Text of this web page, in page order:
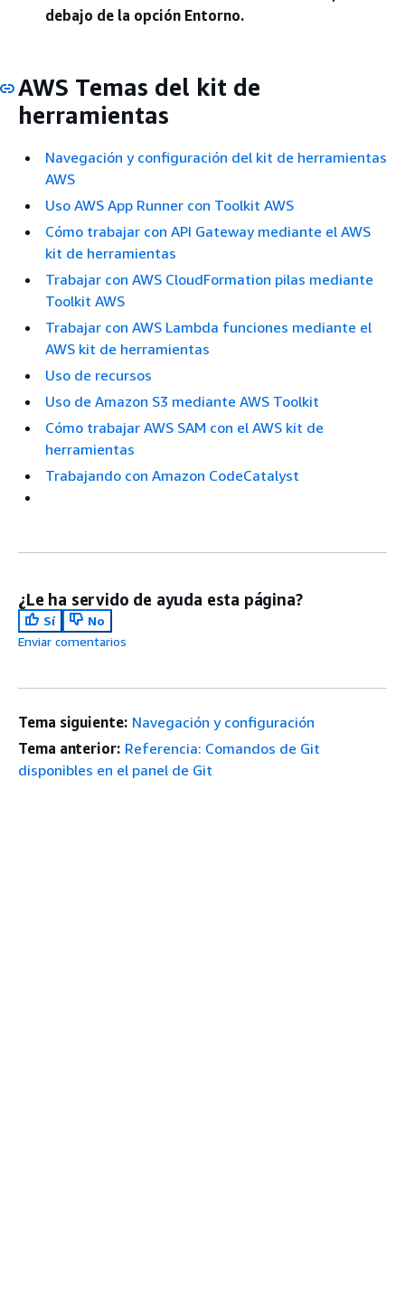
debajo de la opción Entorno.
AWS Temas del kit de
herramientas
Navegación y configuración del kit de herramientas
AWS
Uso AWS App Runner con Toolkit AWS
Cómo trabajar con API Gateway mediante el AWS
kit de herramientas
Trabajar con AWS CloudFormation pilas mediante
Toolkit AWS
Trabajar con AWS Lambda funciones mediante el
AWS kit de herramientas
Uso de recursos
Uso de Amazon S3 mediante AWS Toolkit
Cómo trabajar AWS SAM con el AWS kit de
herramientas
Trabajando con Amazon CodeCatalyst
¿Le ha servido de ayuda esta página?
Sí
No
Enviar comentarios
Tema siguiente: Navegación y configuración
Tema anterior: Referencia: Comandos de Git
disponibles en el panel de Git